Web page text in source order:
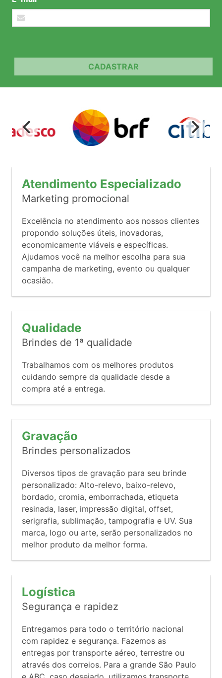
CADASTRAR
Atendimento Especializado
Marketing promocional
Excelência no atendimento aos nossos clientes
propondo soluções úteis, inovadoras,
economicamente viáveis e específicas.
Ajudamos você na melhor escolha para sua
campanha de marketing, evento ou qualquer
ocasião.
Qualidade
Brindes de 1ª qualidade
Trabalhamos com os melhores produtos
cuidando sempre da qualidade desde a
compra até a entrega.
Gravação
Brindes personalizados
Diversos tipos de gravação para seu brinde
personalizado: Alto-relevo, baixo-relevo,
bordado, cromia, emborrachada, etiqueta
resinada, laser, impressão digital, offset,
serigrafia, sublimação, tampografia e UV. Sua
marca, logo ou arte, serão personalizados no
melhor produto da melhor forma.
Logística
Segurança e rapidez
Entregamos para todo o território nacional
com rapidez e segurança. Fazemos as
entregas por transporte aéreo, terrestre ou
através dos correios. Para a grande São Paulo